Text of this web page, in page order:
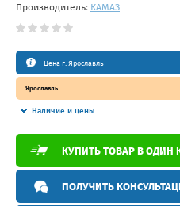
Производитель: КАМАЗ
Цена г. Ярославль
Ярославль
Наличие и цены
КУПИТЬ ТОВАР В ОДИН
ПОЛУЧИТЬ